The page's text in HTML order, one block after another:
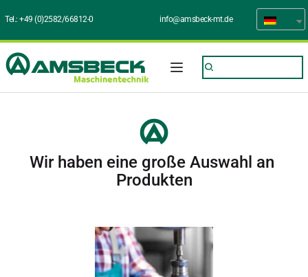
Tel.: +49 (0)2582/66812-0 info@amsbeck-mt.de
Wir haben eine große Auswahl an
Produkten